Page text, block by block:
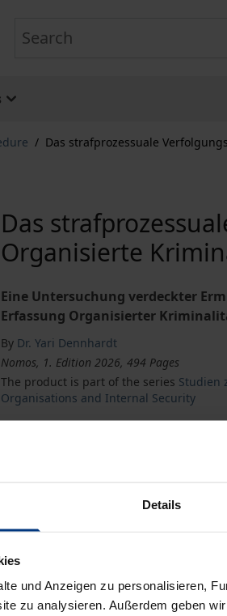
Details
und Anzeigen zu personalisieren,
zu analysieren. Außerdem geben
/ Das strafprozessuale
Das
Organisierte
Eine Untersuchung verdeckter
Erfassung Organisierter
By Dr. Yari Dennhardt
Nomos, 1. Edition 2026, 494 Pages
The product is part of the series Studien
Organisations and Internal Security
Das strafprozessuale
Prices include VAT. Depending on the
Add to Cart Add to Wish